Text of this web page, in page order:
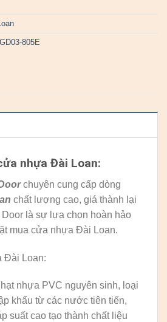
805E
nhựa Đài Loan:
chuyên cung cấp dòng
chất lượng cao, giá thành lại
là sự lựa chọn hoàn hảo
mua cửa nhựa Đài Loan.
Đài Loan:
nhựa PVC nguyên sinh, loại
khẩu từ các nước tiên tiến,
suất cao tạo thành chất liệu